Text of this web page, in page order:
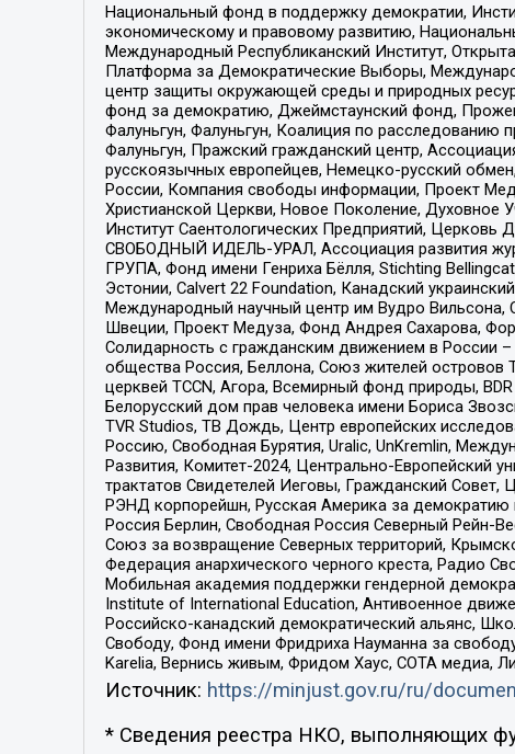
Национальный фонд в поддержку демократии,
экономическому и правовому развитию,
Международный Республиканский Институт,
Платформа за Демократические Выборы,
центр защиты окружающей среды и природных
фонд за демократию, Джеймстаунский фонд,
Фалуньгун, Фалуньгун, Коалиция по расследованию
Фалуньгун, Пражский гражданский центр,
русскоязычных европейцев, Немецко-русский
России, Компания свободы информации, Проект
Христианской Церкви, Новое Поколение,
Институт Саентологических Предприятий,
СВОБОДНЫЙ ИДЕЛЬ-УРАЛ, Ассоциация развития
ГРУПА, Фонд имени Генриха Бёлля, Stichting
Эстонии, Calvert 22 Foundation, Канадский
Международный научный центр им Вудро Вильсона,
Швеции, Проект Медуза, Фонд Андрея Сахарова,
Солидарность с гражданским движением в России –
общества Россия, Беллона, Союз жителей
церквей TCCN, Агора, Всемирный фонд природы,
Белорусский дом прав человека имени Бориса
TVR Studios, ТВ Дождь, Центр европейских
Россию, Свободная Бурятия, Uralic, UnKremlin,
Развития, Комитет-2024, Центрально-Европейский
трактатов Свидетелей Иеговы, Гражданский Совет,
РЭНД корпорейшн, Русская Америка за демократию
Россия Берлин, Свободная Россия Северный Рейн-
Союз за возвращение Северных территорий,
Федерация анархического черного креста, Радио
Мобильная академия поддержки гендерной
Institute of International Education, Антивоенное
Российско-канадский демократический альянс,
Свободу, Фонд имени Фридриха Науманна за
Karelia, Вернись живым, Фридом Хаус, СОТА медиа,
Источник: https://minjust.gov.ru/ru/
* Сведения реестра НКО, выполняющих